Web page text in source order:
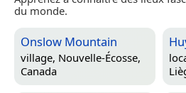
du monde.
Onslow Mountain
village, Nouvelle-Écosse,
Canada